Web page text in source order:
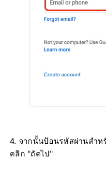
4. จากนั้นป้อนรหัสผ่านสำ
คลิก "ถัดไป"